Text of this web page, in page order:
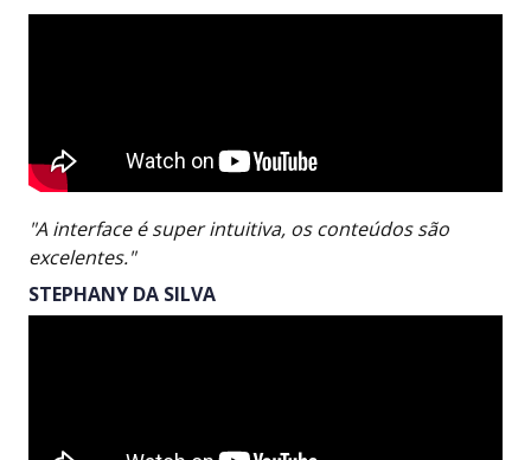
"A interface é super intuitiva, os conteúdos são
excelentes."
STEPHANY DA SILVA